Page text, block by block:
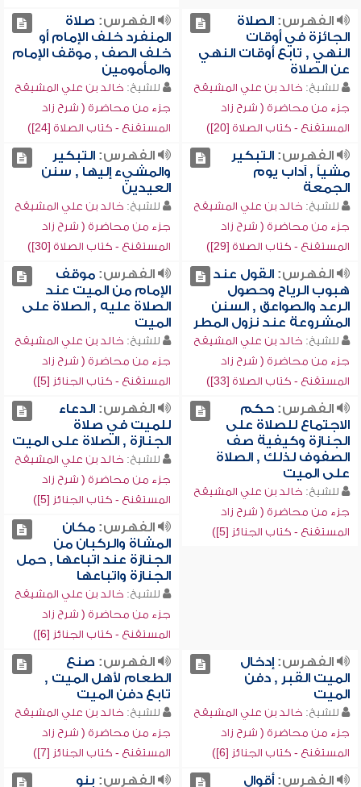
الفهرس:الصلاة
الجائزة في أوقات
النهي , تابع أوقات النهي
عن الصلاة
للشيخ: خالد بن علي المشيقح
جزء من محاضرة ( شرح زاد
المستقنع - كتاب الصلاة [20])
الفهرس: صلاة
المنفرد خلف الإمام أو
خلف الصف , موقف الإمام
والمأمومين
للشيخ: خالد بن علي المشيقح
جزء من محاضرة ( شرح زاد
المستقنع - كتاب الصلاة [24])
الفهرس:التبكير
مشياً , آداب يوم
الجمعة
للشيخ: خالد بن علي المشيقح
جزء من محاضرة ( شرح زاد
المستقنع - كتاب الصلاة [29])
الفهرس:التبكير
والمشيء إليها , سنن
العيدين
للشيخ: خالد بن علي المشيقح
جزء من محاضرة ( شرح زاد
المستقنع - كتاب الصلاة [30])
الفهرس:القول عند
هبوب الرياح وحصول
الرعد والصواعق , السنن
المشروعة عند نزول المطر
للشيخ: خالد بن علي المشيقح
جزء من محاضرة ( شرح زاد
المستقنع - كتاب الصلاة [33])
الفهرس:موقف
الإمام من الميت عند
الصلاة عليه , الصلاة على
الميت
للشيخ: خالد بن علي المشيقح
جزء من محاضرة ( شرح زاد
المستقنع - كتاب الجنائز [5])
الفهرس:حكم
الاجتماع للصلاة على
الجنازة وكيفية صف
الصفوف لذلك , الصلاة
على الميت
للشيخ: خالد بن علي المشيقح
جزء من محاضرة ( شرح زاد
المستقنع - كتاب الجنائز [5])
الفهرس:الدعاء
للميت في صلاة
الجنازة , الصلاة على الميت
للشيخ: خالد بن علي المشيقح
جزء من محاضرة ( شرح زاد
المستقنع - كتاب الجنائز [5])
الفهرس:مكان
المشاة والركبان من
الجنازة عند اتباعها , حمل
الجنازة واتباعها
للشيخ: خالد بن علي المشيقح
جزء من محاضرة ( شرح زاد
المستقنع - كتاب الجنائز [6])
الفهرس:إدخال
الميت القبر , دفن
الميت
للشيخ: خالد بن علي المشيقح
جزء من محاضرة ( شرح زاد
المستقنع - كتاب الجنائز [6])
الفهرس: صنع
الطعام لأهل الميت ,
تابع دفن الميت
للشيخ: خالد بن علي المشيقح
جزء من محاضرة ( شرح زاد
المستقنع - كتاب الجنائز [7])
الفهرس:أقوال
الفهرس: بنو